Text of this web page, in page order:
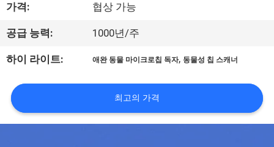
리
에
대
하
여
가격: 협상 가능
공급 능력: 1000년/주
하이 라이트: 애완 동물 마이크로칩 독자, 동물성 칩 스캐너
최고의 가격